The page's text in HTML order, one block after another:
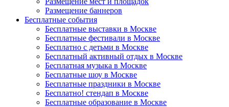
Размещение баннеров
Бесплатные события
Бесплатные выставки в Москве
Бесплатные фестивали в Москве
Бесплатно с детьми в Москве
Бесплатный активный отдых в Москве
Бесплатная музыка в Москве
Бесплатные шоу в Москве
Бесплатные праздники в Москве
Бесплатно! стендап в Москве
Бесплатные образование в Москве